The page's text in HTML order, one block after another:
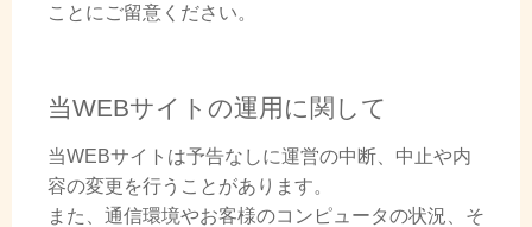
ことにご留意ください。
当WEBサイトの運用に関して
当WEBサイトは予告なしに運営の中断、中止や内
容の変更を行うことがあります。
また、通信環境やお客様のコンピュータの状況、そ